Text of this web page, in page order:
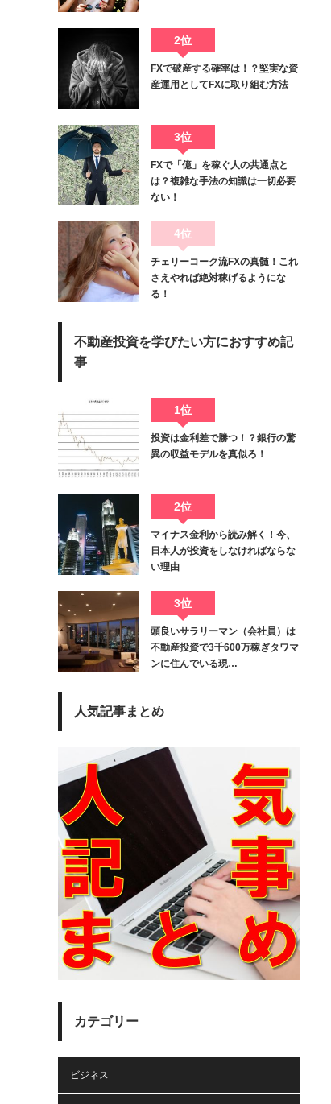
2位
FXで破産する確率は！？堅実な資
産運用としてFXに取り組む方法
3位
FXで「億」を稼ぐ人の共通点と
は？複雑な手法の知識は一切必要
ない！
4位
チェリーコーク流FXの真髄！これ
さえやれば絶対稼げるようにな
る！
不動産投資を学びたい方におすすめ記
事
1位
投資は金利差で勝つ！？銀行の驚
異の収益モデルを真似ろ！
2位
マイナス金利から読み解く！今、
日本人が投資をしなければならな
い理由
3位
頭良いサラリーマン（会社員）は
不動産投資で3千600万稼ぎタワマ
ンに住んでいる現…
人気記事まとめ
カテゴリー
ビジネス